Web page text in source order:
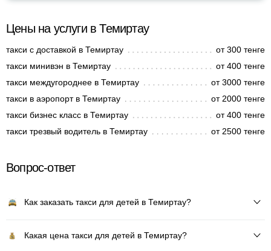
Цены на услуги в Темиртау
такси с доставкой в Темиртау
от 300 тенге
такси минивэн в Темиртау
от 400 тенге
такси междугороднее в Темиртау
от 3000 тенге
такси в аэропорт в Темиртау
от 2000 тенге
такси бизнес класс в Темиртау
от 400 тенге
такси трезвый водитель в Темиртау
от 2500 тенге
Вопрос-ответ
Как заказать такси для детей в Темиртау?
Какая цена такси для детей в Темиртау?